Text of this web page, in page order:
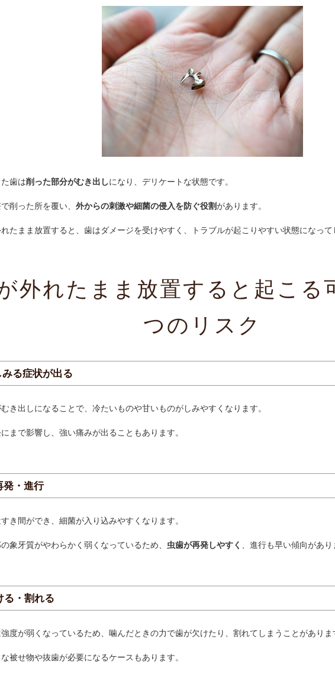
歯は削った部分がむき出しになり、デリケートな状態です。
削った所を覆い、 外からの刺激や細菌の侵入を防ぐ役割があります。
たまま放置すると、歯はダメージを受けやすく、トラブルが起こりやすい状態になっ
外れたまま放置すると起こる
つのリスク
る症状が出る
き出しになることで、冷たいものや甘いものがしみやすくなります。
まで影響し、強い痛みが出ることもあります。
発・進行
き間ができ、細菌が入り込みやすくなります。
象牙質がやわらかく弱くなっているため、 虫歯が再発しやすく 、進行も早い傾向があ
る・割れる
度が弱くなっているため、噛んだときの力で歯が欠けたり、割れてしまうことがありま
被せ物や抜歯が必要になるケースもあります。